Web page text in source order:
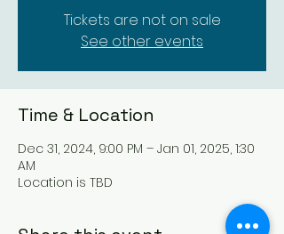
Tickets are not on sale
See other events
Time & Location
Dec 31, 2024, 9:00 PM – Jan 01, 2025, 1:30
AM
Location is TBD